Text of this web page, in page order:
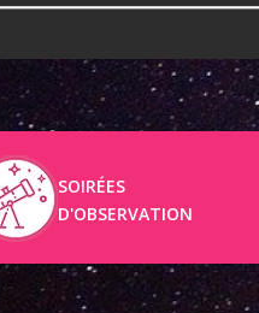
SOIRÉES
D'OBSERVATION